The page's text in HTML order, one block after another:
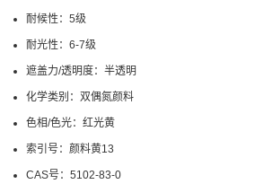
耐候性： 5级
耐光性： 6-7级
遮盖力/透明度： 半透明
化学类别： 双偶氮颜料
色相/色光： 红光黄
索引号： 颜料黄13
CAS号： 5102-83-0